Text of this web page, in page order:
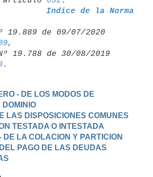
Indice de la Norma
19.889 de 09/07/2020
,
- DE LOS MODOS DE
LAS DISPOSICIONES COMUNES
TESTADA O INTESTADA
DE LA COLACION Y PARTICION
PAGO DE LAS DEUDAS